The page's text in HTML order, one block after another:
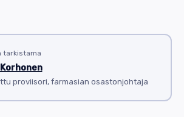
tarkistama
proviisori, farmasian osastonjohtaja